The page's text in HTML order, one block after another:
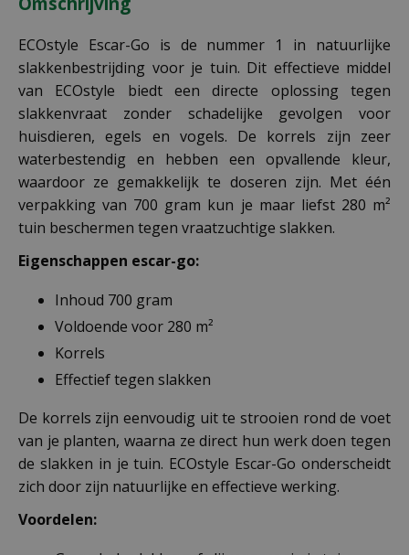
ECOstyle Escar-Go is de nummer 1 in natuurlijke
slakkenbestrijding voor je tuin. Dit effectieve middel
van ECOstyle biedt een directe oplossing tegen
slakkenvraat zonder schadelijke gevolgen voor
huisdieren, egels en vogels. De korrels zijn zeer
waterbestendig en hebben een opvallende kleur,
waardoor ze gemakkelijk te doseren zijn. Met één
verpakking van 700 gram kun je maar liefst 280 m²
tuin beschermen tegen vraatzuchtige slakken.
Eigenschappen escar-go:
Inhoud 700 gram
Voldoende voor 280 m²
Korrels
Effectief tegen slakken
De korrels zijn eenvoudig uit te strooien rond de voet
van je planten, waarna ze direct hun werk doen tegen
de slakken in je tuin. ECOstyle Escar-Go onderscheidt
zich door zijn natuurlijke en effectieve werking.
Voordelen: